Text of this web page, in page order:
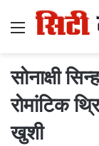
Menu
सोनाक्षी
रोमांटिक
खुशी